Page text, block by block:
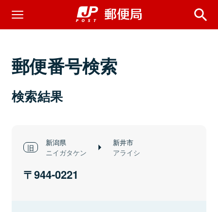
郵便番号検索
検索結果
新潟県
ニイガタケン
新井市
アライシ
944-0221